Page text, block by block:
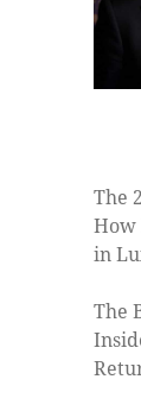
The
How
in
The